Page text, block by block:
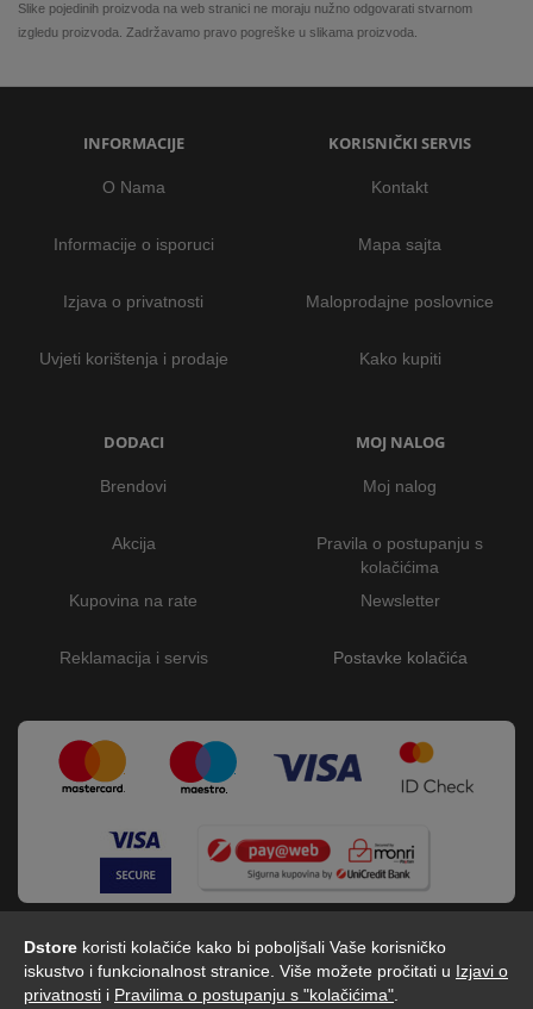
Dstore koristi kolačiće kako bi poboljšali Vaše korisničko
iskustvo i funkcionalnost stranice. Više možete pročitati u Izjavi o
privatnosti i Pravilima o postupanju s "kolačićima"
Slike pojedinih proizvoda na web stranici ne moraju nužno odgovarati stvarnom
izgledu proizvoda. Zadržavamo pravo pogreške u slikama proizvoda.
INFORMACIJE
O Nama
Informacije o isporuci
Izjava o privatnosti
Uvjeti korištenja i prodaje
KORISNIČKI SERVIS
Kontakt
Mapa sajta
Maloprodajne poslovnice
Kako kupiti
DODACI
Brendovi
Akcija
Kupovina na rate
Reklamacija i servis
MOJ NALOG
Moj nalog
Pravila o postupanju s
kolačićima
Newsletter
Postavke kolačića